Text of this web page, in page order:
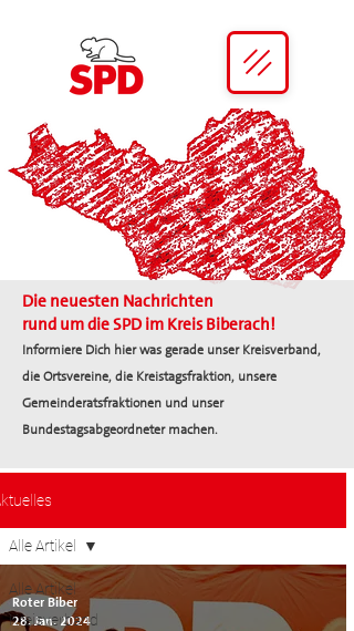
Die neuesten Nachrichten
rund um die SPD im Kreis Biberach!
Informiere Dich hier was gerade unser Kreisverband,
die Ortsvereine, die Kreistagsfraktion, unsere
Gemeinderatsfraktionen und unser
Bundestagsabgeordneter machen.
Alle Artikel
Kreisverband
Alle Artikel
Roter Biber
28. Jan. 2024